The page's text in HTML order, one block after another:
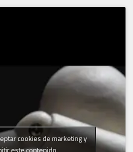
cookies de marketing y